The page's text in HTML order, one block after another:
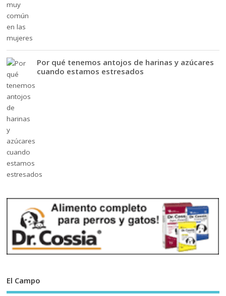
Por qué tenemos antojos de harinas y azúcares
cuando estamos estresados
El Campo